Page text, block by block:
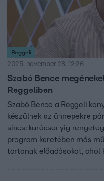
Reggeli
2025. november 28. 12:26
Szabó Bence
Reggeliben
Szabó Bence a Reggeli
készülnek az ünnepekre
sincs: karácsonyig
program keretében más
tartanak előadásokat, ahol